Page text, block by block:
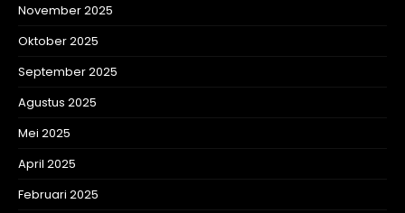
November 2025
Oktober 2025
September 2025
Agustus 2025
Mei 2025
April 2025
Februari 2025